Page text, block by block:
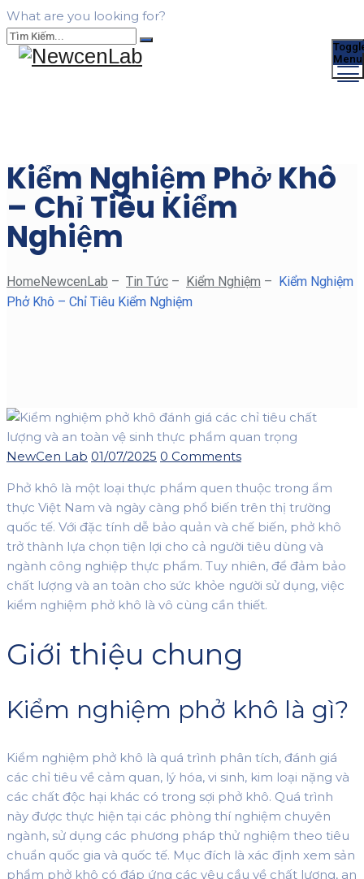
What are you looking for?
Menu
Kiểm Nghiệm Phở Khô
– Chỉ Tiêu Kiểm
Nghiệm
Home NewcenLab – Tin Tức – Kiểm Nghiệm –
Kiểm Nghiệm
Phở Khô – Chỉ Tiêu Kiểm Nghiệm
Author
NewCen Lab Posted
01/07/2025 0 Comments
Phở khô là một loại thực phẩm quen thuộc trong ẩm
thực Việt Nam và ngày càng phổ biến trên thị trường
quốc tế. Với đặc tính dễ bảo quản và chế biến, phở khô
trở thành lựa chọn tiện lợi cho cả người tiêu dùng và
ngành công nghiệp thực phẩm. Tuy nhiên, để đảm bảo
chất lượng và an toàn cho sức khỏe người sử dụng, việc
kiểm nghiệm phở khô là vô cùng cần thiết.
Giới thiệu chung
Kiểm nghiệm phở khô là gì?
Kiểm nghiệm phở khô là quá trình phân tích, đánh giá
các chỉ tiêu về cảm quan, lý hóa, vi sinh, kim loại nặng và
các chất độc hại khác có trong sợi phở khô. Quá trình
này được thực hiện tại các phòng thí nghiệm chuyên
ngành, sử dụng các phương pháp thử nghiệm theo tiêu
chuẩn quốc gia và quốc tế. Mục đích là xác định xem sản
phẩm phở khô có đáp ứng các yêu cầu về chất lượng, an